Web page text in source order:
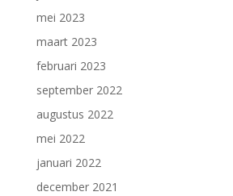
mei 2023
maart 2023
februari 2023
september 2022
augustus 2022
mei 2022
januari 2022
december 2021